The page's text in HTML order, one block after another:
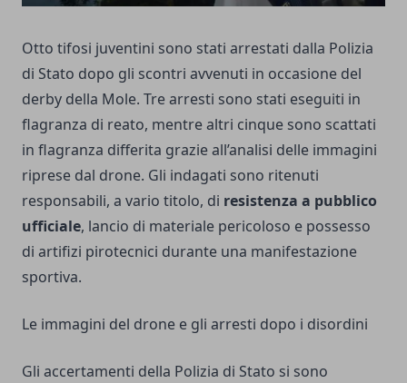
Otto tifosi juventini sono stati arrestati dalla Polizia
di Stato dopo gli scontri avvenuti in occasione del
derby della Mole. Tre arresti sono stati eseguiti in
flagranza di reato, mentre altri cinque sono scattati
in flagranza differita grazie all’analisi delle immagini
riprese dal drone. Gli indagati sono ritenuti
responsabili, a vario titolo, di resistenza a pubblico
ufficiale, lancio di materiale pericoloso e possesso
di artifizi pirotecnici durante una manifestazione
sportiva.
Le immagini del drone e gli arresti dopo i disordini
Gli accertamenti della Polizia di Stato si sono